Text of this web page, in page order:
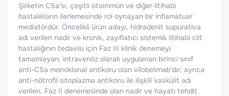
Şirketin C5a'sı, çeşitli otoimmün ve diğer iltihabi
hastalıkların ilerlemesinde rol oynayan bir inflamatuar
mediatördür. Öncelikli ürün adayı, hidradenit supurativa
adı verilen nadir ve kronik, zayıflatıcı sistemik iltihabi cilt
hastalığının tedavisi için Faz III klinik denemeyi
tamamlayan, intravenöz olarak uygulanan birinci sınıf
anti-C5a monoklonal antikoru olan vilobelimab'dır; ayrıca
anti-nötrofil sitoplazma antikoru ile ilişkili vaskülit adı
verilen, Faz II denemesinde olan nadir ve hayatı tehdit